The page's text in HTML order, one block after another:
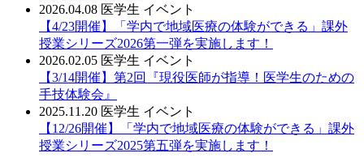
2026.04.08 医学生 イベント
【4/23開催】「学内で地域医療の体験ができる」課外
授業シリーズ2026第一弾を実施します！
2026.02.05 医学生 イベント
【3/14開催】第2回『現役医師が指導！医学生のための
手技体験会』
2025.11.20 医学生 イベント
【12/26開催】「学内で地域医療の体験ができる」課外
授業シリーズ2025第五弾を実施します！